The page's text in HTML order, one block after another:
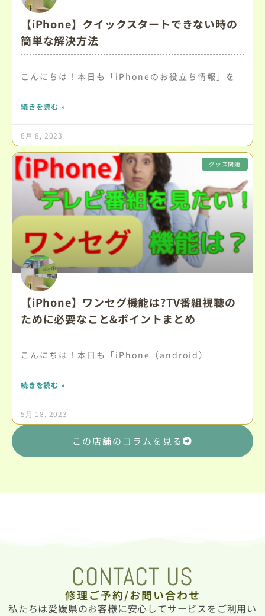
【iPhone】クイックスタートできない時の
簡単な解決方法
こんにちは！本日も「iPhoneのお役立ち情報」を
続きを読む »
6月 8, 2023
グッズ関連
【iPhone】ワンセグ機能は?TV番組視聴の
ために必要なこと&ポイントまとめ
こんにちは！本日も「iPhone（android）
続きを読む »
5月 18, 2023
この店舗のコラムを見る
CONTACT US
修理ご予約/お問い合わせ
私たちは愛媛県のお客様に安心してサービスをご利用い